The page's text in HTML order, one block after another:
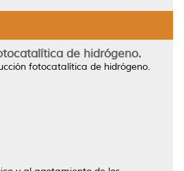
de hidrógeno.
fotocatalítica de hidrógeno.